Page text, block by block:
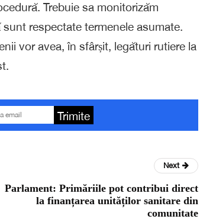
Trebuie sa monitorizăm
respectate termenele asumate.
vor avea, în sfârșit, legături rutiere la
Trimite
Next
Parlament: Primăriile pot contribui direct
la finanțarea unităților sanitare din
comunitate